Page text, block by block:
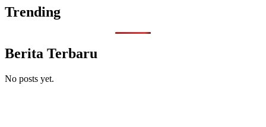
Trending
Berita Terbaru
No posts yet.